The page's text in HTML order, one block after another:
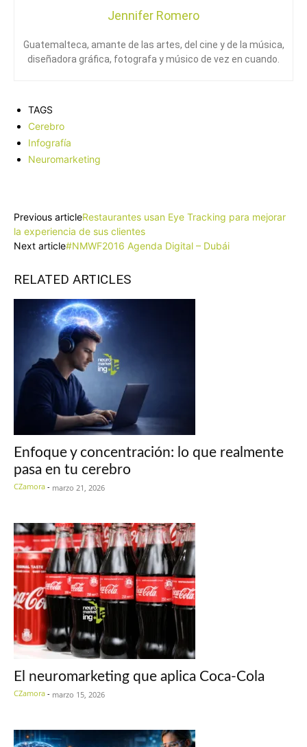
Jennifer Romero
Guatemalteca, amante de las artes, del cine y de la música,
diseñadora gráfica, fotografa y músico de vez en cuando.
TAGS
Cerebro
Infografía
Neuromarketing
Previous articleRestaurantes usan Eye Tracking para mejorar
la experiencia de sus clientes
Next article#NMWF2016 Agenda Digital – Dubái
RELATED ARTICLES
Enfoque y concentración: lo que realmente
pasa en tu cerebro
CZamora - marzo 21, 2026
El neuromarketing que aplica Coca-Cola
CZamora - marzo 15, 2026